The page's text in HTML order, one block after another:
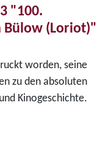
"100.
Bülow (Loriot)"
worden, seine
zu den absoluten
Kinogeschichte.